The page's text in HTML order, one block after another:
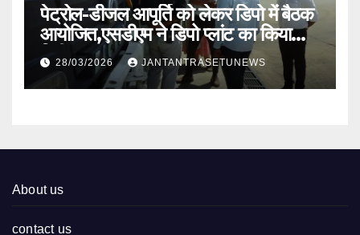
पेट्रोल-डीजल आपूर्ति को लेकर डिपो में बैठक
आयोजित,एसडीएम ने डिपो प्लांट का किया
निरीक्षण
28/03/2026 JANTANTRASETUNEWS
About us
contact us